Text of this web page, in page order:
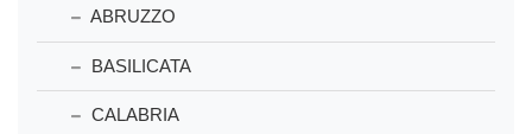
ABRUZZO
BASILICATA
CALABRIA